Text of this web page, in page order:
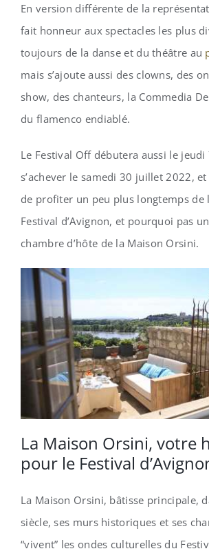
En version différente de la
fait honneur aux spectacles les plus
toujours de la danse et du théâtre au
mais s’ajoute aussi des clowns, des
show, des chanteurs, la Commedia
du flamenco endiablé.
Le Festival Off débutera aussi le
s’achever le samedi 30 juillet 2022,
de profiter un peu plus longtemps de
Festival d’Avignon, et pourquoi pas
chambre d’hôte de la Maison Orsini.
La Maison Orsini, votre
pour le Festival
La Maison Orsini, bâtisse principale,
siècle, ses murs historiques et ses
“vivent” les ondes culturelles du